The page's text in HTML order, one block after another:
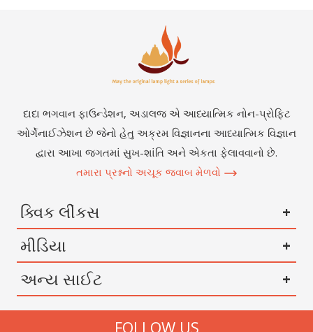
દાદા ભગવાન ફાઉન્ડેશન, અડાલજ એ આધ્યાત્મિક નોન-પ્રોફિટ
ઓર્ગેનાઈઝેશન છે જેનો હેતુ અક્રમ વિજ્ઞાનના આધ્યાત્મિક વિજ્ઞાન
દ્વારા આખા જગતમાં સુખ-શાંતિ અને એકતા ફેલાવવાનો છે.
તમારા પ્રશ્નનો અચૂક જવાબ મેળવો
ક્વિક લીંકસ
મીડિયા
અન્ય સાઈટ
FOLLOW US